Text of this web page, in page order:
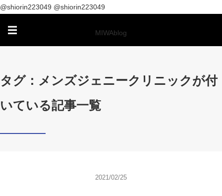
@shiorin223049 @shiorin223049
☰ MIWAblog
タグ：メンズジェニークリニックが付
いている記事一覧
2021/02/25